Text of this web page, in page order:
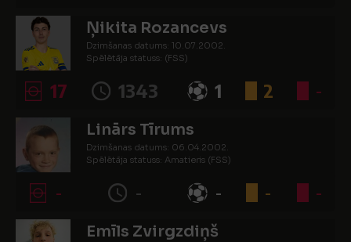
Ņikita Rozancevs
Dzimšanas datums: 10.07.2002.
Spēlētāja statuss: (FSS)
17 1343 1 2 -
Linārs Tīrums
Dzimšanas datums: 06.04.2002.
Spēlētāja statuss: Amatieris (FSS)
- - - - -
Emīls Zvirgzdiņš